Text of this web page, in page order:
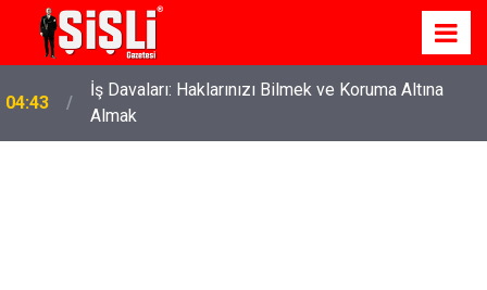
04:43
İş Davaları: Haklarınızı Bilmek ve Koruma Altına
Almak